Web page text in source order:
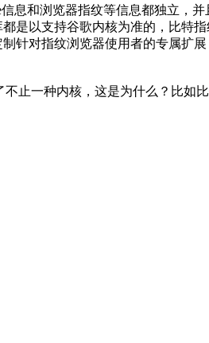
和浏览器指纹等信息都独立，并
是以支持谷歌内核为准的，比特
针对指纹浏览器使用者的专属扩
不止一种内核，这是为什么？比如